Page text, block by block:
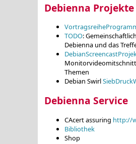
Debienna Projekte
TODO:
Debienna und das
Themen
Debian Swirl
Debienna Service
CAcert assuring http://
Bibliothek
Shop